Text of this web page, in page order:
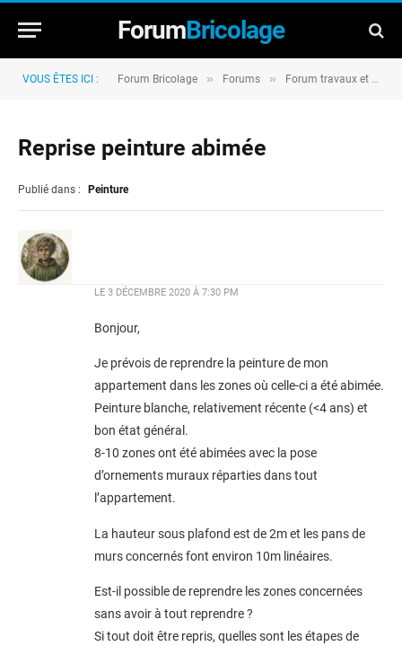
ForumBricolage
VOUS ÊTES ICI : Forum Bricolage » Forums » Forum travaux et rénovation
Reprise peinture abimée
Publié dans : Peinture
LE 3 DÉCEMBRE 2020 À 7:30 PM
Bonjour,
Je prévois de reprendre la peinture de mon
appartement dans les zones où celle-ci a été abimée.
Peinture blanche, relativement récente (<4 ans) et
bon état général.
8-10 zones ont été abimées avec la pose
d’ornements muraux réparties dans tout
l’appartement.
La hauteur sous plafond est de 2m et les pans de
murs concernés font environ 10m linéaires.
Est-il possible de reprendre les zones concernées
sans avoir à tout reprendre ?
Si tout doit être repris, quelles sont les étapes de